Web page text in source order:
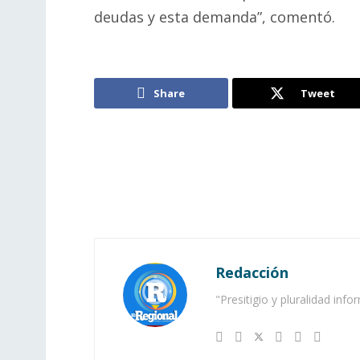
deudas y esta demanda”, comentó.
Share Tweet
Redacción
"Presitigio y pluralidad